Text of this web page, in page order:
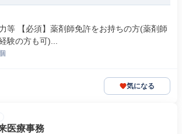
等 【必須】薬剤師免許をお持ちの方(薬剤師
験の方も可)...
気になる
医療事務